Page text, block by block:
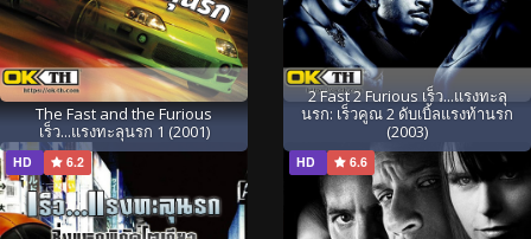
The Fast and the Furious
เร็ว...แรงทะลุนรก 1 (2001)
2 Fast 2 Furious เร็ว...แรงทะลุ
นรก: เร็วคูณ 2 ดับเบิ้ลแรงท้านรก
(2003)
HD 6.2 HD 6.6